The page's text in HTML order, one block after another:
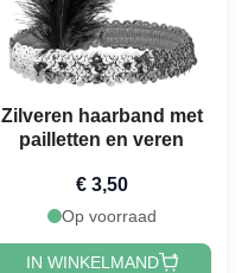
Zilveren haarband met
pailletten en veren
€ 3,50
Op voorraad
IN WINKELMAND